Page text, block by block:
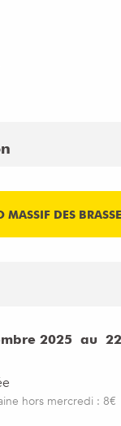
MASSIF DES
2025 au
2025 au
hors mercredi : 8€